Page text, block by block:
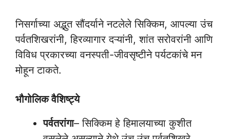
निसर्गाच्या अद्भुत सौंदर्याने नटलेले सिक्किम, आपल्या उंच
पर्वतशिखरांनी, हिरव्यागार दऱ्यांनी, शांत सरोवरांनी आणि
विविध प्रकारच्या वनस्पती-जीवसृष्टीने पर्यटकांचे मन
मोहून टाकते.
भौगोलिक वैशिष्ट्ये
पर्वतरांगा– सिक्किम हे हिमालयाच्या कुशीत